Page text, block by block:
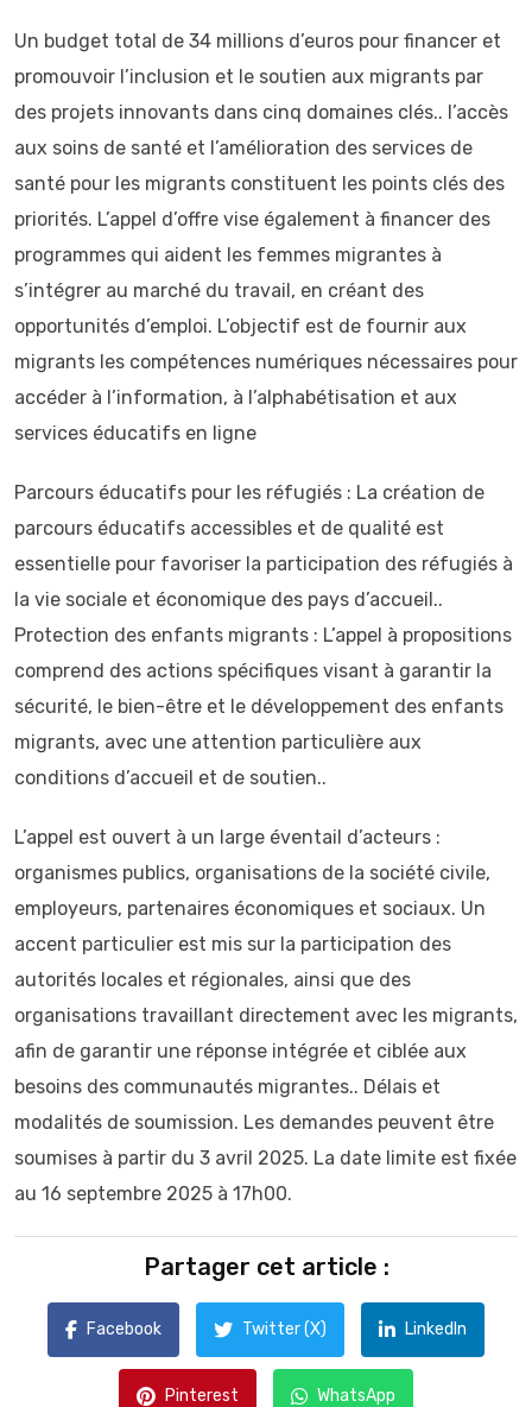
Un budget total de 34 millions d’euros pour financer et
promouvoir l’inclusion et le soutien aux migrants par
des projets innovants dans cinq domaines clés.. l’accès
aux soins de santé et l’amélioration des services de
santé pour les migrants constituent les points clés des
priorités. L’appel d’offre vise également à financer des
programmes qui aident les femmes migrantes à
s’intégrer au marché du travail, en créant des
opportunités d’emploi. L’objectif est de fournir aux
migrants les compétences numériques nécessaires pour
accéder à l’information, à l’alphabétisation et aux
services éducatifs en ligne
Parcours éducatifs pour les réfugiés : La création de
parcours éducatifs accessibles et de qualité est
essentielle pour favoriser la participation des réfugiés à
la vie sociale et économique des pays d’accueil..
Protection des enfants migrants : L’appel à propositions
comprend des actions spécifiques visant à garantir la
sécurité, le bien-être et le développement des enfants
migrants, avec une attention particulière aux
conditions d’accueil et de soutien..
L’appel est ouvert à un large éventail d’acteurs :
organismes publics, organisations de la société civile,
employeurs, partenaires économiques et sociaux. Un
accent particulier est mis sur la participation des
autorités locales et régionales, ainsi que des
organisations travaillant directement avec les migrants,
afin de garantir une réponse intégrée et ciblée aux
besoins des communautés migrantes.. Délais et
modalités de soumission. Les demandes peuvent être
soumises à partir du 3 avril 2025. La date limite est fixée
au 16 septembre 2025 à 17h00.
Partager cet article :
Facebook Twitter (X) LinkedIn
Pinterest WhatsApp